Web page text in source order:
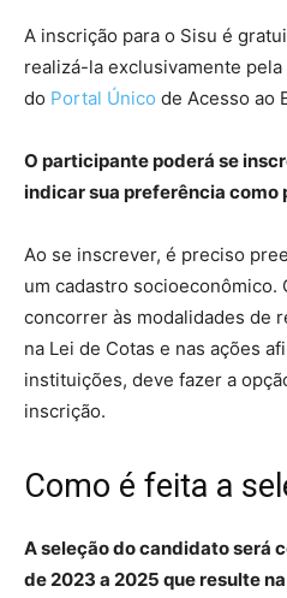
A inscrição para o Sisu é
realizá-la exclusivamente
do Portal Único de Acesso ao
O participante poderá se
indicar sua preferência como
Ao se inscrever, é preciso
um cadastro socioeconômico.
concorrer às modalidades de
na Lei de Cotas e nas ações
instituições, deve fazer a
inscrição.
Como é feita a
A seleção do candidato será
de 2023 a 2025 que resulte